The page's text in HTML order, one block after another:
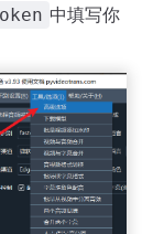
中填写你